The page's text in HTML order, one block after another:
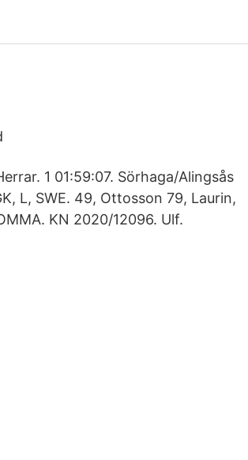
1 01:59:07. Sörhaga/Alingsås
L, SWE. 49, Ottosson 79, Laurin,
KN 2020/12096. Ulf.